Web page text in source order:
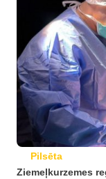
Pilsēta
Ziemeļkurzemes